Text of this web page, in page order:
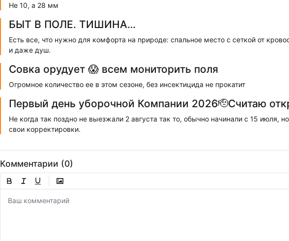
Не 10, а 28 мм
БЫТ В ПОЛЕ. ТИШИНА…
Есть все, что нужно для комфорта на природе: спальное место с сеткой от
и даже душ.
Совка орудует 😱 всем мониторить поля
Огромное количество ее в этом сезоне, без инсектицида не прокатит
Первый день уборочной Компании 2026🫡Считаю
Не когда так поздно не выезжали 2 августа так то, обычно начинали с 15 июля,
свои корректировки.
Комментарии (0)